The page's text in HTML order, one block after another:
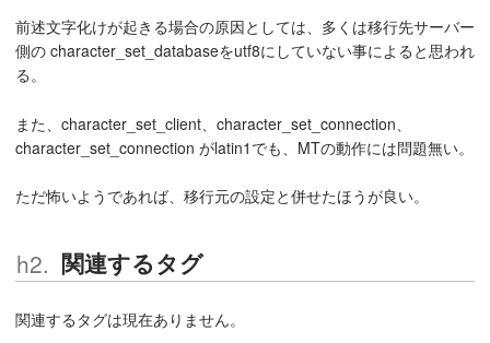
前述文字化けが起きる場合の原因としては、多くは移行先サーバー
側の character_set_databaseをutf8にしていない事によると思われ
る。
また、character_set_client、character_set_connection、
character_set_connection がlatin1でも、MTの動作には問題無い。
ただ怖いようであれば、移行元の設定と併せたほうが良い。
関連するタグ
関連するタグは現在ありません。